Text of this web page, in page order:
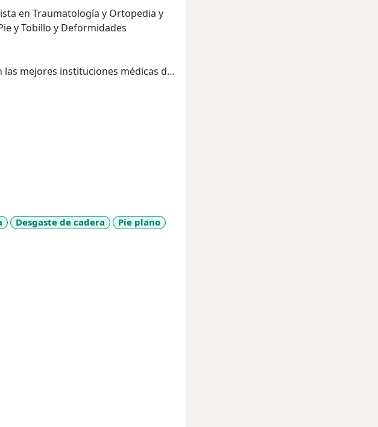
en Traumatología y Ortopedia y
y Tobillo y Deformidades
mejores instituciones médicas del
e internacionales más
de Monterrey Campus
San Pablo CEU de Madrid,
y Ortopedia en el
avalada por la Universidad
de Pie y Tobillo y Deformidades
avalada por la UNAM
Universidad de Barcelona -
que me respaldan de una
resolver problemas de salud que
calidad de vida, función y eliminar
Desgaste de cadera Pie plano